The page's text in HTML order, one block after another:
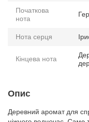
Початкова
нота
Нота серця
Кінцева нота
Опис
Деревний аромат для